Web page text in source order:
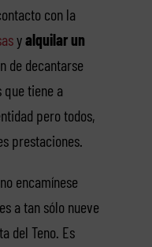
con la
yalquilar un
de decantarse
que tiene a
pero todos,
prestaciones.
encamínese
a tan sólo nueve
del Teno. Es